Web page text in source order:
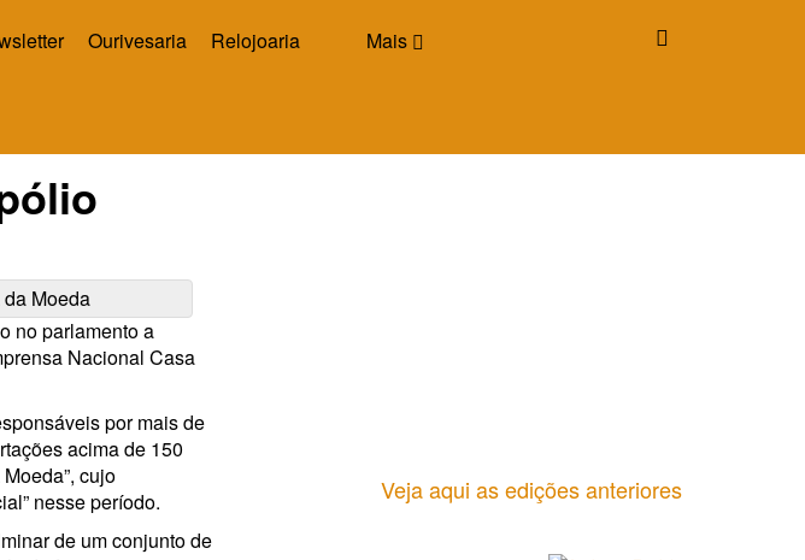
Mais
Ourivesaria Relojoaria
no parlamento a
Nacional Casa
por mais de
acima de 150
cujo
nesse período.
de um conjunto de
Veja aqui as edições anteriores